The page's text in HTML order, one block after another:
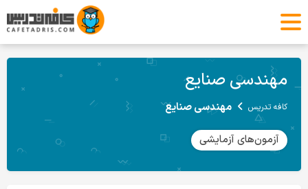
مهندسی صنایع
کافه تدریس مهندسی صنایع
آزمون‌های آزمایشی